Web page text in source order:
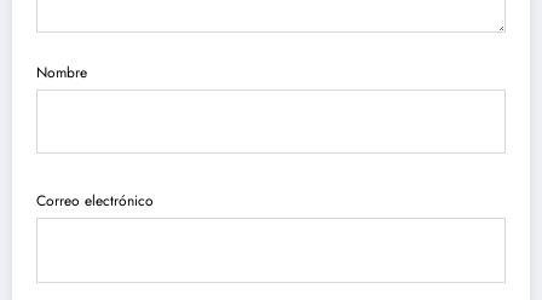
Nombre
Correo electrónico